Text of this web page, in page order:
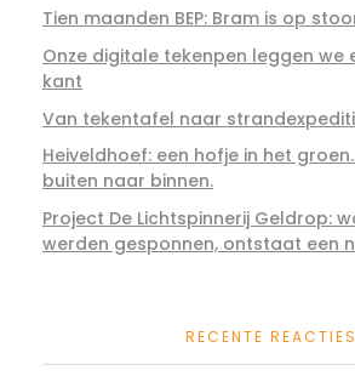
Tien maanden BEP: Bram is op
Onze digitale tekenpen leggen we
kant
Van tekentafel naar
Heiveldhoef: een hofje in het
buiten naar binnen.
Project De Lichtspinnerij Geldrop:
werden gesponnen, ontstaat een
RECENTE REACTIES